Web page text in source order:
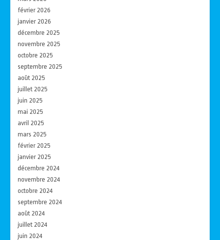
février 2026
janvier 2026
décembre 2025
novembre 2025
octobre 2025
septembre 2025
août 2025
juillet 2025
juin 2025
mai 2025
avril 2025
mars 2025
février 2025
janvier 2025
décembre 2024
novembre 2024
octobre 2024
septembre 2024
août 2024
juillet 2024
juin 2024